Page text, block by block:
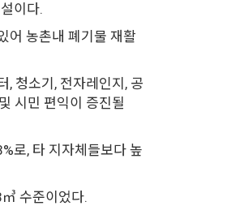
이다.
어 농촌내 폐기물 재활
, 청소기, 전자레인지, 공
시민 편익이 증진될
로, 타 지자체들보다 높
수준이었다.